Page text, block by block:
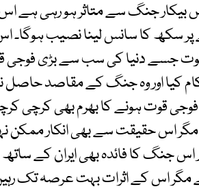
بیکار جنگ سے متاثر ہو رہی ہے اس
پر سکھ کا سانس لینا نصیب ہوگا۔
جسے دنیا کی سب سے بڑی فوجی
کیا اور وہ جنگ کے مقاصد حاصل
قوت ہونے کا بھرم بھی کرچی کرچی
مگر اس حقیقت سے بھی انکار
جنگ کا فائدہ بھی ایران کے
مگر اس کے اثرات بہت عرصہ تک